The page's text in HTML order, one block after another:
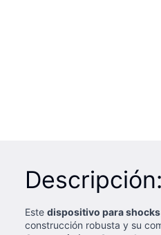
Descripción:
Este dispositivo para
construcción robusta y su